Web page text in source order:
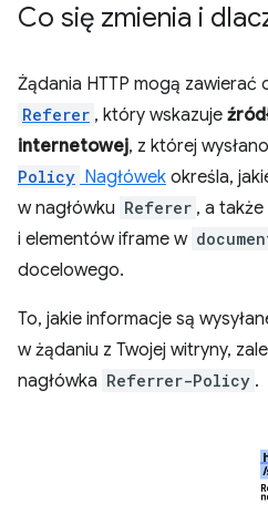
Co się zmienia i
Żądania HTTP mogą zawierać
Referer , który wskazuje
internetowej, z której
Policy Nagłówek określa,
w nagłówku Referer , a
i elementów iframe w
docelowego.
To, jakie informacje są
w żądaniu z Twojej witryny,
nagłówka Referrer-Policy .